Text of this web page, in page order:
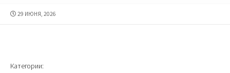
ДАТА
29 ИЮНЯ, 2026
Категории: